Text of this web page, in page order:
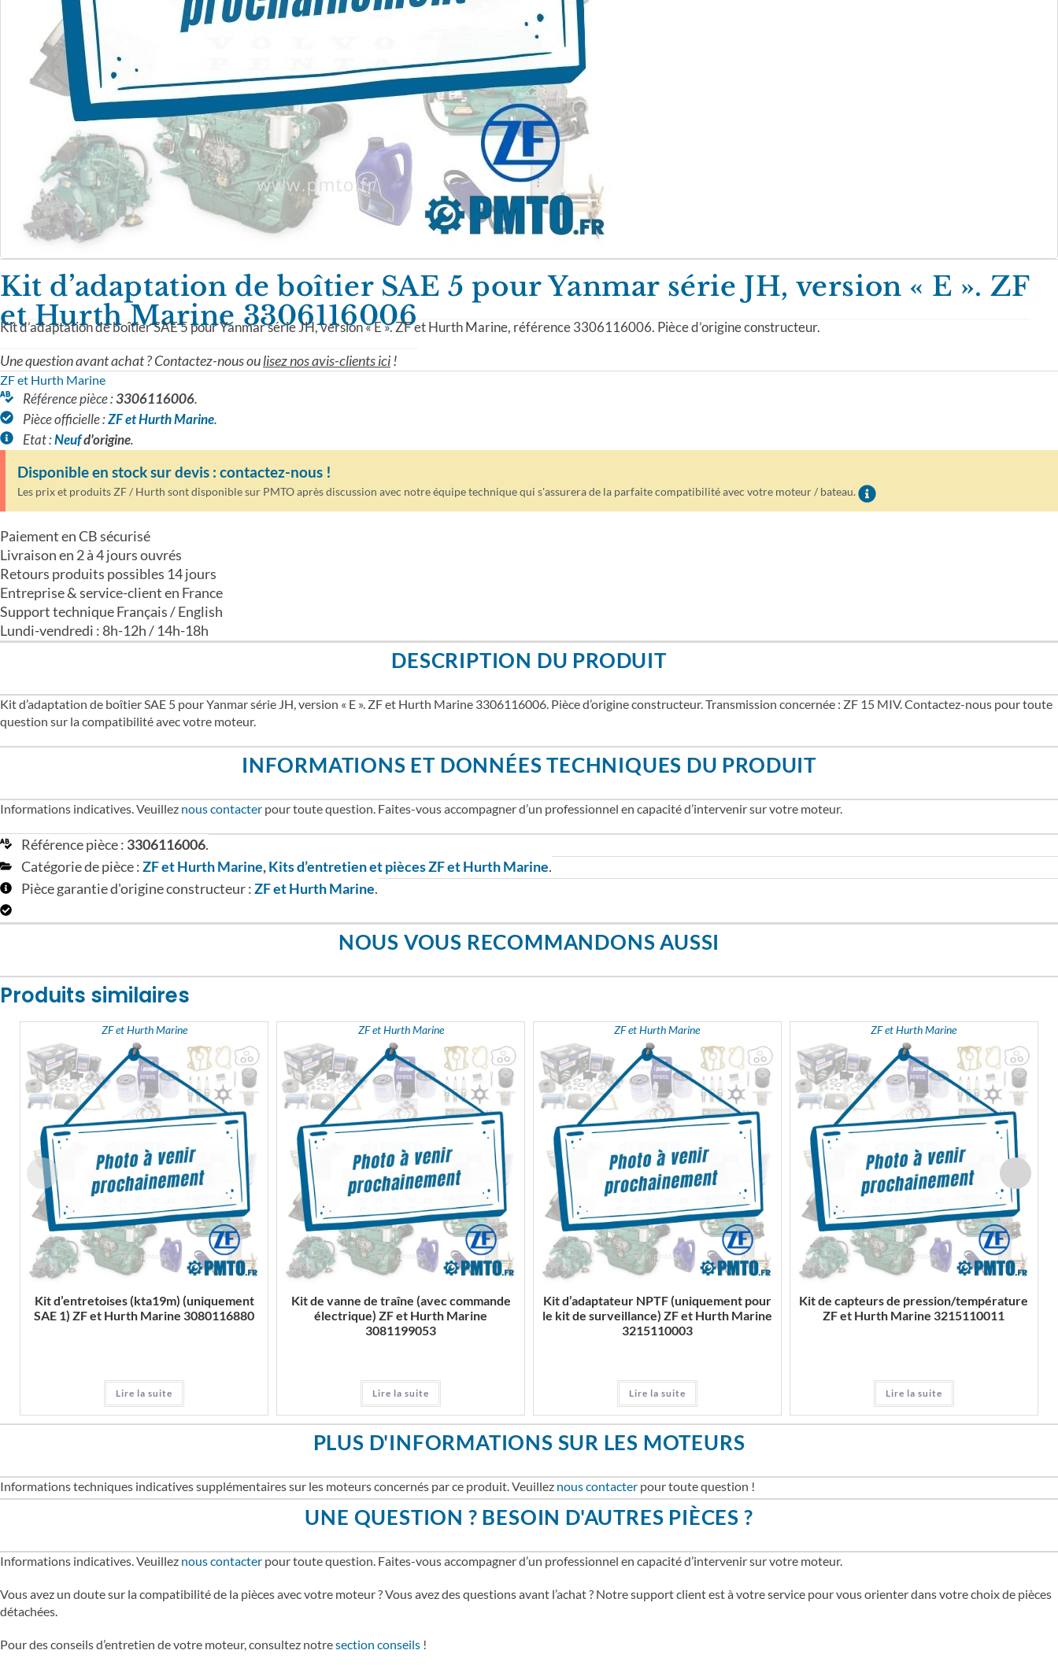
Kit d’adaptation de boîtier SAE 5 pour Yanmar série JH, version « E ». ZF
et Hurth Marine 3306116006
Kit d’adaptation de boîtier SAE 5 pour Yanmar série JH, version « E ». ZF et Hurth Marine, référence 3306116006. Pièce d’origine constructeur.
Une question avant achat ? Contactez-nous oulisez nos avis-clients ici!
ZF et Hurth Marine
Référence pièce :3306116006.
Pièce officielle :ZF et Hurth Marine.
Etat :Neufd'origine.
Disponible en stock sur devis : contactez-nous !
Les prix et produits ZF / Hurth sont disponible sur PMTO après discussion avec notre équipe technique qui s'assurera de la parfaite compatibilité avec votre moteur / bateau.
Paiement en CB sécurisé
Livraison en 2 à 4 jours ouvrés
Retours produits possibles 14 jours
Entreprise & service-client en France
Support technique Français / English
Lundi-vendredi : 8h-12h / 14h-18h
DESCRIPTION DU PRODUIT
Kit d’adaptation de boîtier SAE 5 pour Yanmar série JH, version « E ». ZF et Hurth Marine 3306116006. Pièce d’origine constructeur. Transmission concernée : ZF 15 MIV. Contactez-nous pour toute
question sur la compatibilité avec votre moteur.
INFORMATIONS ET DONNÉES TECHNIQUES DU PRODUIT
Informations indicatives. Veuillez nous contacter pour toute question. Faites-vous accompagner d’un professionnel en capacité d’intervenir sur votre moteur.
Référence pièce : 3306116006.
Catégorie de pièce :ZF et Hurth Marine,Kits d’entretien et pièces ZF et Hurth Marine.
Pièce garantie d'origine constructeur :ZF et Hurth Marine.
NOUS VOUS RECOMMANDONS AUSSI
Produits similaires
ZF et Hurth Marine
Kit d’entretoises (kta19m) (uniquement
SAE 1) ZF et Hurth Marine 3080116880
Lire la suite
ZF et Hurth Marine
Kit de vanne de traîne (avec commande
électrique) ZF et Hurth Marine
3081199053
Lire la suite
ZF et Hurth Marine
Kit d’adaptateur NPTF (uniquement pour
le kit de surveillance) ZF et Hurth Marine
3215110003
Lire la suite
ZF et Hurth Marine
Kit de capteurs de pression/température
ZF et Hurth Marine 3215110011
Lire la suite
PLUS D'INFORMATIONS SUR LES MOTEURS
Informations techniques indicatives supplémentaires sur les moteurs concernés par ce produit. Veuillez nous contacter pour toute question !
UNE QUESTION ? BESOIN D'AUTRES PIÈCES ?
Informations indicatives. Veuillez nous contacter pour toute question. Faites-vous accompagner d’un professionnel en capacité d’intervenir sur votre moteur.
Vous avez un doute sur la compatibilité de la pièces avec votre moteur ? Vous avez des questions avant l’achat ? Notre support client est à votre service pour vous orienter dans votre choix de pièces
détachées.
Pour des conseils d’entretien de votre moteur, consultez notresection conseils !